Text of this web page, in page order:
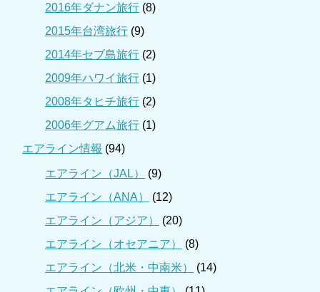
2016年ダナン旅行 (8)
2015年台湾旅行 (9)
2014年セブ島旅行 (2)
2009年ハワイ旅行 (1)
2008年タヒチ旅行 (2)
2006年グアム旅行 (1)
エアライン情報 (94)
エアライン（JAL）
(9)
エアライン（ANA）
(12)
エアライン（アジア）
(20)
エアライン（オセアニア）
(8)
エアライン（北米・中南米）
(14)